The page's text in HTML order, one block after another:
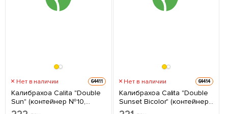
Нет в наличии 64411
Калибрахоа Calita "Double
Sun" (контейнер №10,
высота 10-15см) 1 саженец в
Нет в наличии 64414
Калибрахоа Calita "Double
Sunset Bicolor" (контейнер
№10, высота 10-15см) 1